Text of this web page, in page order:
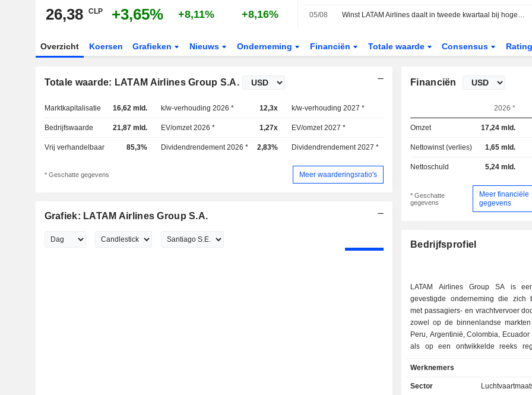
26,38 CLP +3,65% +8,11% +8,16% 05/08 Winst LATAM Airlines daalt in tweede kwartaal bij hogere omzet; outlook voor omzet en aangepaste EBITDA 2026 verhoogd
Overzicht Koersen Grafieken Nieuws Onderneming Financiën Totale waarde Consensus
Totale waarde: LATAM Airlines Group S.A.
Marktkapitalisatie 16,62 mld. k/w-verhouding 2026 * 12,3x k/w-verhouding 2027 *
Bedrijfswaarde 21,87 mld. EV/omzet 2026 * 1,27x EV/omzet 2027 *
Vrij verhandelbaar 85,3% Dividendrendement 2026 * 2,83% Dividendrendement 2027 *
* Geschatte gegevens Meer waarderingsratio's
Grafiek: LATAM Airlines Group S.A.
Financiën
2026 *
Omzet 17,24 mld.
Nettowinst (verlies) 1,65 mld.
Nettoschuld 5,24 mld.
* Geschatte
gegevens
Meer financiële
gegevens
Bedrijfsprofiel
LATAM Airlines Group SA is
gevestigde onderneming die zich
met passagiers- en vrachtvervoer
zowel op de binnenlandse
Peru, Argentinië, Colombia, Ecuador
als op een ontwikkelde reeks
Oceanië. Deze activiteiten worden
of via haar
Werknemers
Sector